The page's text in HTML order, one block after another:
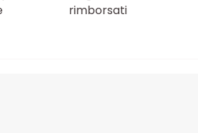
rimborsati